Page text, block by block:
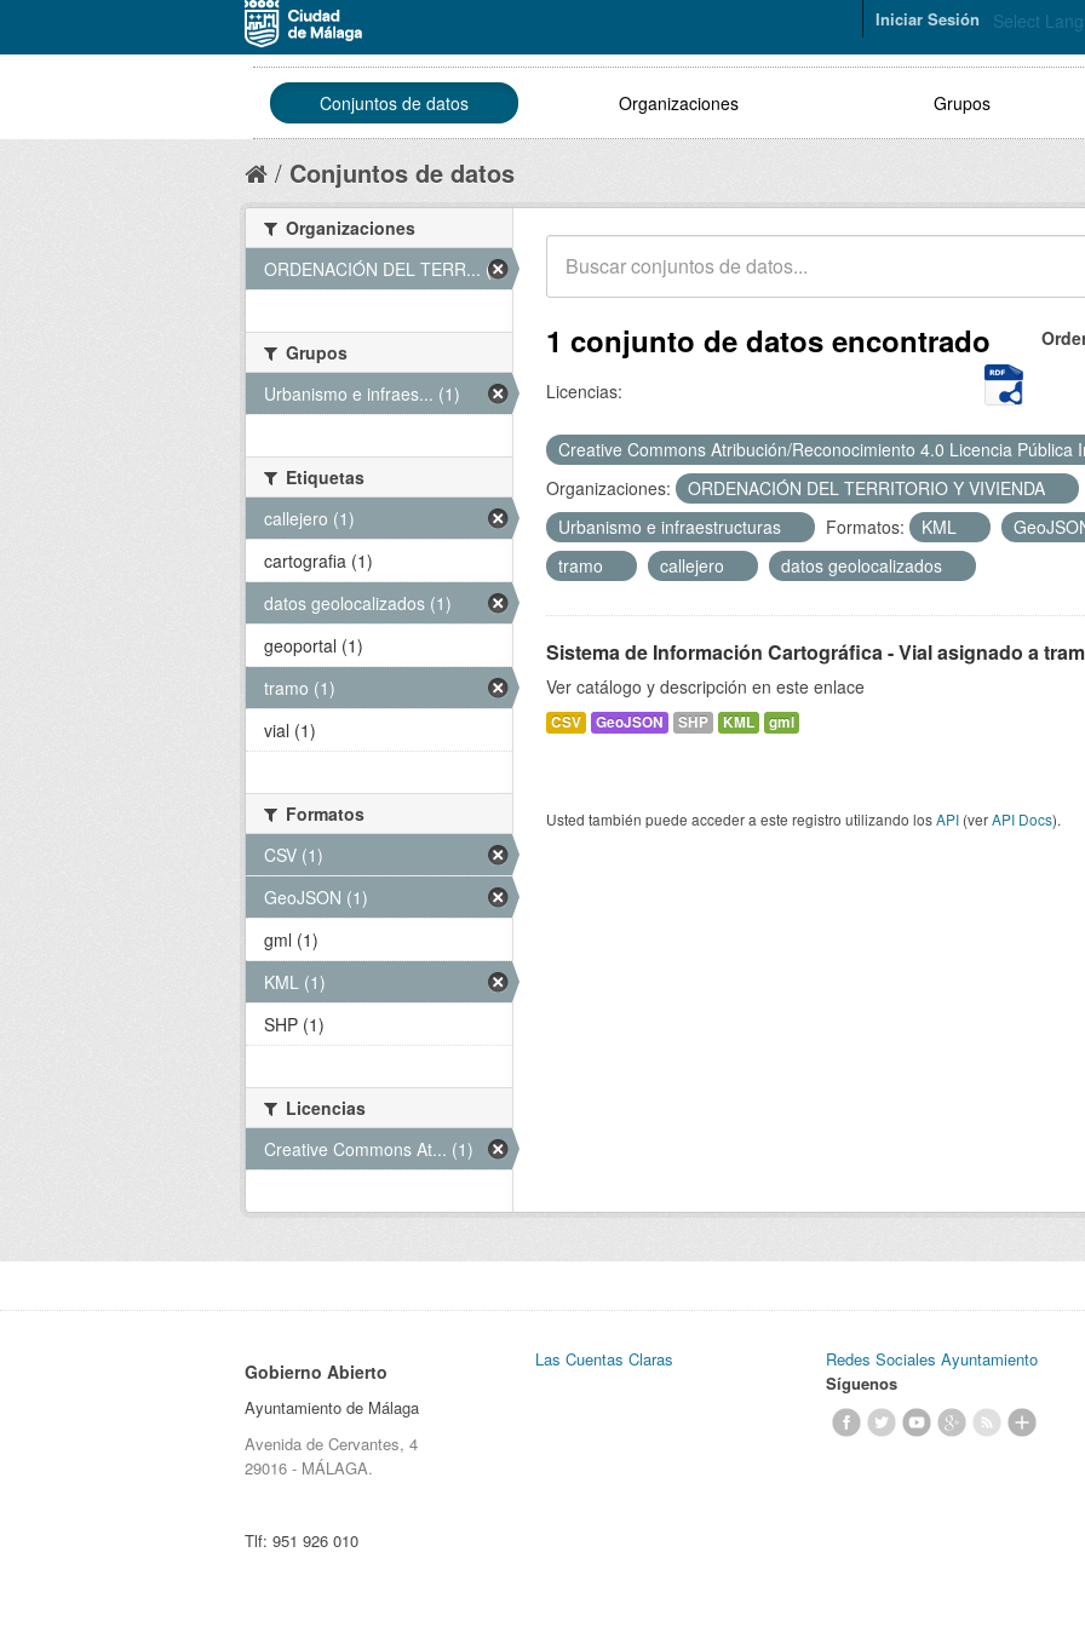
Select
Iniciar Sesión
Conjuntos de datos Organizaciones Grupos
Conjuntos de datos
1 conjunto de datos encontrado
Licencias:
Creative Commons Atribución/Reconocimiento 4.0 Licencia
Organizaciones:
ORDENACIÓN DEL TERRITORIO Y VIVIENDA
Urbanismo e infraestructuras
Formatos: KML
tramo
callejero datos geolocalizados
Sistema de Información Cartográfica - Vial asignado a
Ver catálogo y descripción en este enlace
CSV GeoJSON SHP KML gml
Usted también puede acceder a este registro utilizando losAPI (verAPI Docs).
Organizaciones
ORDENACIÓN DEL TERR... (1)
Grupos
Urbanismo e infraes... (1)
Etiquetas
callejero (1)
cartografia (1)
datos geolocalizados (1)
geoportal (1)
tramo (1)
vial (1)
Formatos
CSV (1)
GeoJSON (1)
gml (1)
KML (1)
SHP (1)
Licencias
Creative Commons At... (1)
Gobierno Abierto
Ayuntamiento de Málaga
Avenida de Cervantes, 4
29016 - MÁLAGA.
Tlf: 951 926 010
Las Cuentas Claras
Redes Sociales Ayuntamiento
Síguenos